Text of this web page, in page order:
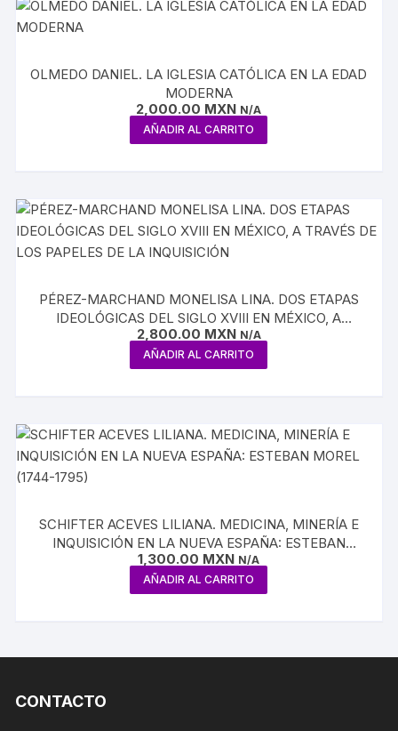
OLMEDO DANIEL. LA IGLESIA CATÓLICA EN LA EDAD
MODERNA
2,000.00 MXN N/A
AÑADIR AL CARRITO
PÉREZ-MARCHAND MONELISA LINA. DOS ETAPAS
IDEOLÓGICAS DEL SIGLO XVIII EN MÉXICO, A
TRAVÉS DE LOS PAPELES DE LA INQUISICIÓN
2,800.00 MXN N/A
AÑADIR AL CARRITO
SCHIFTER ACEVES LILIANA. MEDICINA, MINERÍA E
INQUISICIÓN EN LA NUEVA ESPAÑA: ESTEBAN
MOREL (1744-1795)
1,300.00 MXN N/A
AÑADIR AL CARRITO
CONTACTO